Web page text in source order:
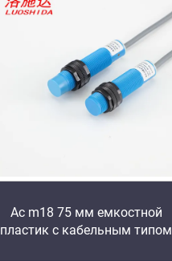
Ac m18 75 мм емкостной
пластик с кабельным типом